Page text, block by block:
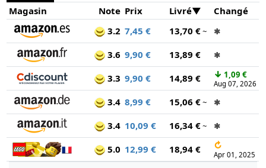
Magasin
Note Prix Livré
Changé
3.2 7,45 € 13,70 €~ ✱
3.6 9,90 € 13,89 € ✱
3.3 9,90 € 14,89 € ↓ 1,09 €
Aug 07, 2026
3.4 8,99 € 15,06 €~ ✱
3.4 10,09 € 16,34 €~ ✱
5.0 12,99 € 18,94 € ↻
Apr 01, 2025